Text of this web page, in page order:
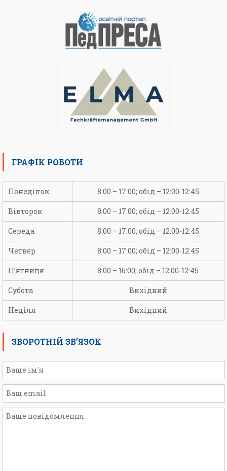
ГРАФІК РОБОТИ
Понеділок 8:00 – 17:00; обід – 12:00-12:45
Вівторок 8:00 – 17:00; обід – 12:00-12:45
Середа 8:00 – 17:00; обід – 12:00-12:45
Четвер 8:00 – 17:00; обід – 12:00-12:45
П’ятниця 8:00 – 16:00; обід – 12:00-12:45
Субота Вихідний
Неділя Вихідний
ЗВОРОТНІЙ ЗВ’ЯЗОК